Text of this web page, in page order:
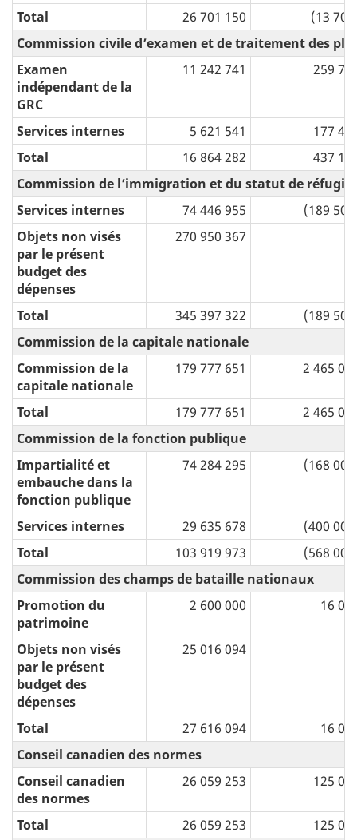
Total 26 701 150
(13
Commission civile d’examen et de traitement des
Examen
indépendant de la
GRC
11 242 741 259
Services internes 5 621 541
177
Total
16 864 282
437
Commission de l’immigration et du statut de réfugié
Services internes
74 446 955
(189
Objets non visés
par le présent
budget des
dépenses
270 950 367
Total 345 397 322
(189
Commission de la capitale nationale
Commission de la
capitale nationale
179 777 651 2 465
Total 179 777 651
2 465
Commission de la fonction publique
Impartialité et
embauche dans la
fonction publique
74 284 295 (168
Services internes 29 635 678
(400
Total
103 919 973
(568
Commission des champs de bataille nationaux
Promotion du
patrimoine
2 600 000 16
Objets non visés
par le présent
budget des
dépenses
25 016 094
Total 27 616 094
16
Conseil canadien des normes
Conseil canadien
des normes
26 059 253 125
Total 26 059 253
125